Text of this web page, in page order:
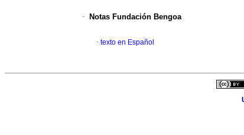
· Notas Fundación Bengoa
· texto en Español